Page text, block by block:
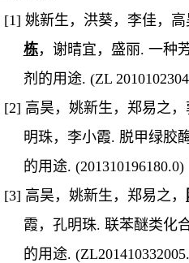
[1] 姚新生，洪葵，李佳，
栋，谢晴宜，盛丽. 一种
剂的用途. (ZL
[2] 高昊，姚新生，郑易之，
明珠，李小霞. 脱甲绿胶
的用途. (201310196180.0)
[3] 高昊，姚新生，郑易之，
霞，孔明珠. 联苯醚类化
的用途.